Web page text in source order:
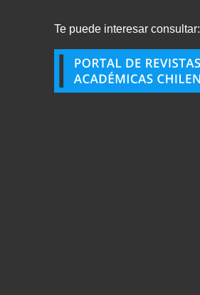
Te puede interesar consultar: